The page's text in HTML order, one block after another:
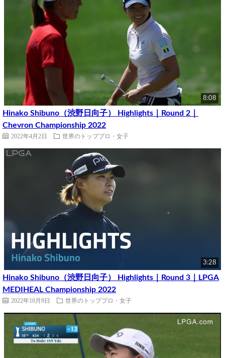
8:08
Hinako Shibuno（渋野日向子） Highlights｜Round 2｜
Chevron Championship 2022
2022年4月2日 世界のトッププロ・女子
3:28
Hinako Shibuno（渋野日向子） Highlights｜Round 3｜LPGA
MEDIHEAL Championship 2022
2022年10月9日 世界のトッププロ・女子